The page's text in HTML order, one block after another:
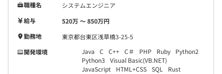
職種名
システムエンジニア
給与
520万 〜 850万円
勤務地
東京都台東区浅草橋3-25-5
開発環境
Java C C++ C＃ PHP Ruby
Python2
Python3
Visual Basic(VB.NET)
JavaScript
HTML+CSS SQL
Rust